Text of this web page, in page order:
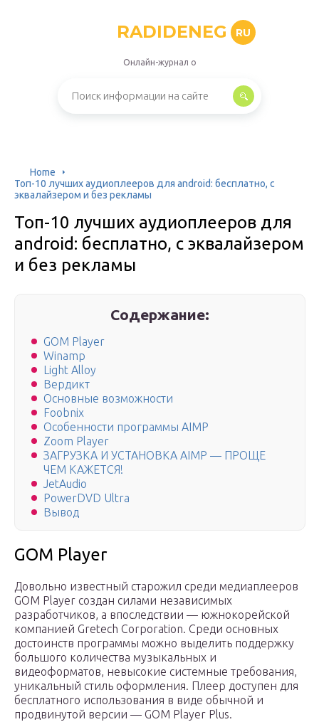
RADIDENEG RU
Онлайн-журнал о
Home
Топ-10 лучших аудиоплееров для android: бесплатно, с
эквалайзером и без рекламы
Топ-10 лучших аудиоплееров для
android: бесплатно, с эквалайзером
и без рекламы
Содержание:
GOM Player
Winamp
Light Alloy
Вердикт
Основные возможности
Foobnix
Особенности программы AIMP
Zoom Player
ЗАГРУЗКА И УСТАНОВКА AIMP — ПРОЩЕ
ЧЕМ КАЖЕТСЯ!
JetAudio
PowerDVD Ultra
Вывод
GOM Player
Довольно известный старожил среди медиаплееров
GOM Player создан силами независимых
разработчиков, а впоследствии — южнокорейской
компанией Gretech Corporation. Среди основных
достоинств программы можно выделить поддержку
большого количества музыкальных и
видеоформатов, невысокие системные требования,
уникальный стиль оформления. Плеер доступен для
бесплатного использования в виде обычной и
продвинутой версии — GOM Player Plus.